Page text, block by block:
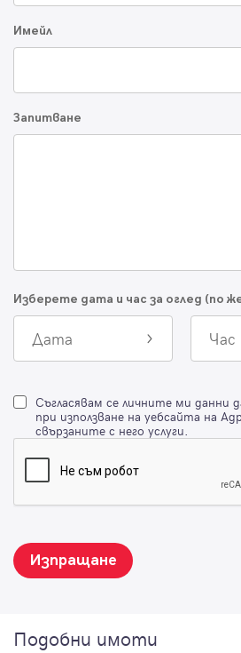
Имейл
Запитване
Изберете дата и час за оглед (по
Дата Час
Съгласявам се личните ми данни
при използване на уебсайта на
свързаните с него услуги.
Изпращане
Подобни имоти